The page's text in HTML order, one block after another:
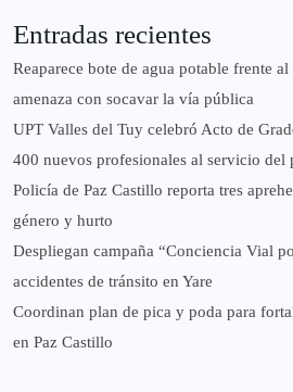
Entradas recientes
Reaparece bote de agua potable frente
amenaza con socavar la vía pública
UPT Valles del Tuy celebró Acto de
400 nuevos profesionales al servicio del
‎Policía de Paz Castillo reporta tres
género y hurto
‎Despliegan campaña “Conciencia Vial
accidentes de tránsito en Yare
Coordinan plan de pica y poda para
en Paz Castillo